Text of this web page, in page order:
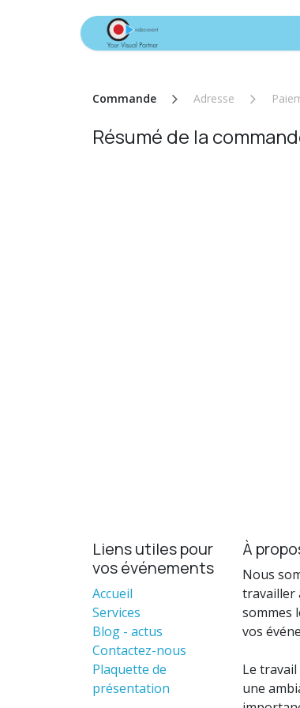
Commande Adresse
Résumé de la
Liens utiles pour
vos événements
Accueil
Services
Blog - actus
Contactez-nous
Plaquette de
présentation
À
Nous
travailler
sommes
vos
Le
une